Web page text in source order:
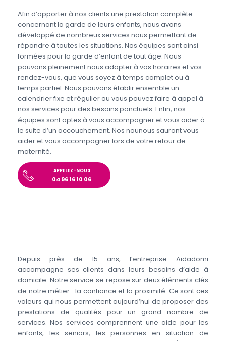
Afin d’apporter à nos clients une prestation complète
concernant la garde de leurs enfants, nous avons
développé de nombreux services nous permettant de
répondre à toutes les situations. Nos équipes sont ainsi
formées pour la garde d’enfant de tout âge. Nous
pouvons pleinement nous adapter à vos horaires et vos
rendez-vous, que vous soyez à temps complet ou à
temps partiel. Nous pouvons établir ensemble un
calendrier fixe et régulier ou vous pouvez faire à appel à
nos services pour des besoins ponctuels. Enfin, nos
équipes sont aptes à vous accompagner et vous aider à
le suite d’un accouchement. Nos nounous sauront vous
aider et vous accompagner lors de votre retour de
maternité.
APPELEZ-NOUS
04 96 16 10 06
Depuis près de 15 ans, l’entreprise Aidadomi
accompagne ses clients dans leurs besoins d’aide à
domicile. Notre service se repose sur deux éléments clés
de notre métier : la confiance et la proximité. Ce sont ces
valeurs qui nous permettent aujourd’hui de proposer des
prestations de qualités pour un grand nombre de
services. Nos services comprennent une aide pour les
enfants, les seniors, les personnes en situation de